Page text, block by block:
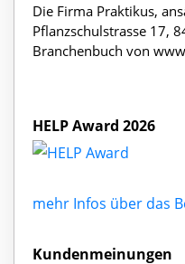
Die Firma Praktikus,
Pflanzschulstrasse 17,
Branchenbuch von
HELP Award 2026
mehr Infos über das
Kundenmeinungen